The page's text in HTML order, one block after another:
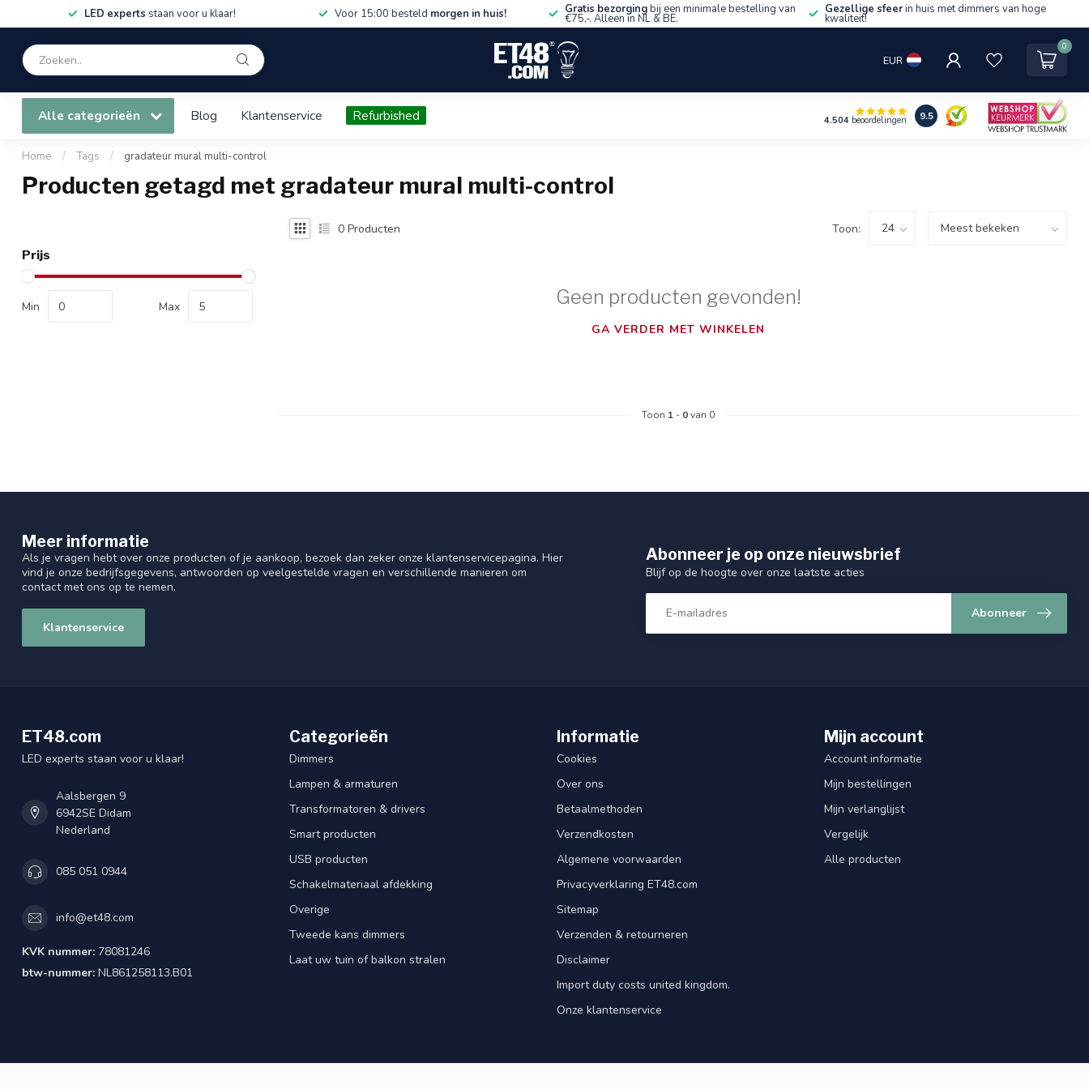
LED experts staan voor u klaar! Voor 15:00 besteld morgen in huis! Gratis bezorgingbij een minimale bestelling van
€75,-. Alleen in NL & BE.
Gezellige sfeerin huis met dimmers van hoge
kwaliteit!
EUR
0
Alle categorieën Blog Klantenservice Refurbished 4.504 beoordelingen 9.5
Home / Tags / gradateur mural multi-control
Producten getagd met gradateur mural multi-control
Prijs
Min Max
0 Producten Toon:
Geen producten gevonden!
GA VERDER MET WINKELEN
Toon 1 - 0van 0
Meer informatie
Als je vragen hebt over onze producten of je aankoop, bezoek dan zeker onze klantenservicepagina. Hier
vind je onze bedrijfsgegevens, antwoorden op veelgestelde vragen en verschillende manieren om
contact met ons op te nemen.
Klantenservice
Abonneer je op onze nieuwsbrief
Blijf op de hoogte over onze laatste acties
Abonneer
ET48.com
LED experts staan voor u klaar!
Aalsbergen 9
6942SE Didam
Nederland
085 051 0944
info@et48.com
KVK nummer: 78081246
btw-nummer: NL861258113.B01
Categorieën
Dimmers
Lampen & armaturen
Transformatoren & drivers
Smart producten
USB producten
Schakelmateriaal afdekking
Overige
Tweede kans dimmers
Laat uw tuin of balkon stralen
Informatie
Cookies
Over ons
Betaalmethoden
Verzendkosten
Algemene voorwaarden
Privacyverklaring ET48.com
Sitemap
Verzenden & retourneren
Disclaimer
Import duty costs united kingdom.
Onze klantenservice
Mijn account
Account informatie
Mijn bestellingen
Mijn verlanglijst
Vergelijk
Alle producten